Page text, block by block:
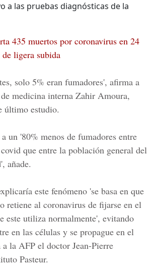
a las pruebas diagnósticas de la
435 muertos por coronavirus en 24
ligera subida
solo 5% eran fumadores', afirma a
medicina interna Zahir Amoura,
último estudio.
un '80% menos de fumadores entre
que entre la población general del
añade.
este fenómeno 'se basa en que
retiene al coronavirus de fijarse en el
este utiliza normalmente', evitando
en las células y se propague en el
la AFP el doctor Jean-Pierre
Pasteur.